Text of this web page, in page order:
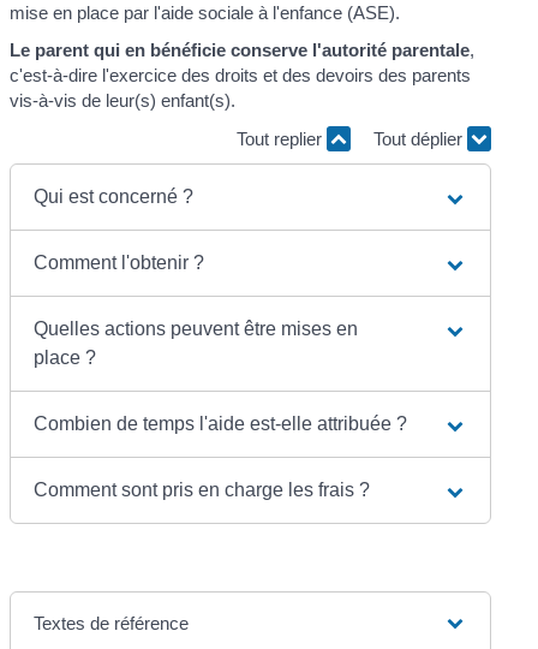
mise en place par l'aide sociale à l'enfance (ASE).
Le parent qui en bénéficie conserve l'autorité parentale,
c'est-à-dire l'exercice des droits et des devoirs des parents
vis-à-vis de leur(s) enfant(s).
Tout replier
Tout déplier
Qui est concerné ?
Comment l'obtenir ?
Quelles actions peuvent être mises en
place ?
Combien de temps l'aide est-elle attribuée ?
Comment sont pris en charge les frais ?
Textes de référence